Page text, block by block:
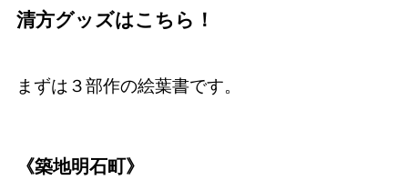
清方グッズはこちら！
まずは３部作の絵葉書です。
《築地明石町》